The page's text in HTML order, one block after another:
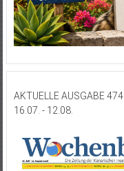
AKTUELLE AUSGABE 474
16.07. - 12.08.